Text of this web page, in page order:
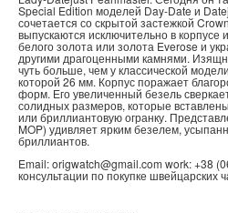
Special Edition моделей Day-Date и
сочетается со скрытой застежкой
выпускаются исключительно в корпусе
белого золота или золота Everose и
другими драгоценными камнями.
чуть больше, чем у классической
которой 26 мм. Корпус поражает
форм. Его увеличенный безель
солидных размеров, которые
или бриллиантовую огранку.
MOP) удивляет ярким безелем,
бриллиантов.
Email: origwatch@gmail.com work: +38
консультации по покупке швейцарских